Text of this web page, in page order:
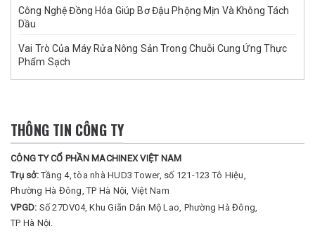
Công Nghệ Đồng Hóa Giúp Bơ Đậu Phộng Mịn Và Không Tách
Dầu
Vai Trò Của Máy Rửa Nông Sản Trong Chuỗi Cung Ứng Thực
Phẩm Sạch
THÔNG TIN CÔNG TY
CÔNG TY CỔ PHẦN MACHINEX VIỆT NAM
Trụ sở:Tầng 4, tòa nhà HUD3 Tower, số 121-123 Tô Hiệu,
Phường Hà Đông, TP Hà Nội, Việt Nam
VPGD: Số 27DV04, Khu Giãn Dân Mộ Lao, Phường Hà Đông,
TP Hà Nội.